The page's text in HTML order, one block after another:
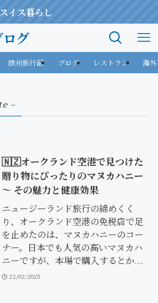
スイス暮らし
グ
欧州旅行記 ブログ レストラン 海
–
🇳🇿オークランド空港で見つけた
贈り物にぴったりのマヌカハニー
〜 その魅力と健康効果
ニュージーランド旅行の締めくく
り、オークランド空港の免税店で足
を止めたのは、マヌカハニーのコー
ナー。日本でも人気の高いマヌカハ
ニーですが、本場で購入するとか...
22/02/2025